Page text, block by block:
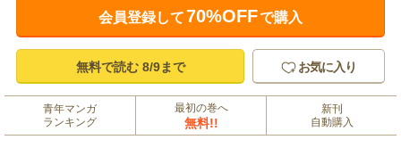
会員登録して70%OFFで購入
無料で読む 8/9まで お気に入り
青年マンガ
ランキング
最初の巻へ
無料!!
新刊
自動購入